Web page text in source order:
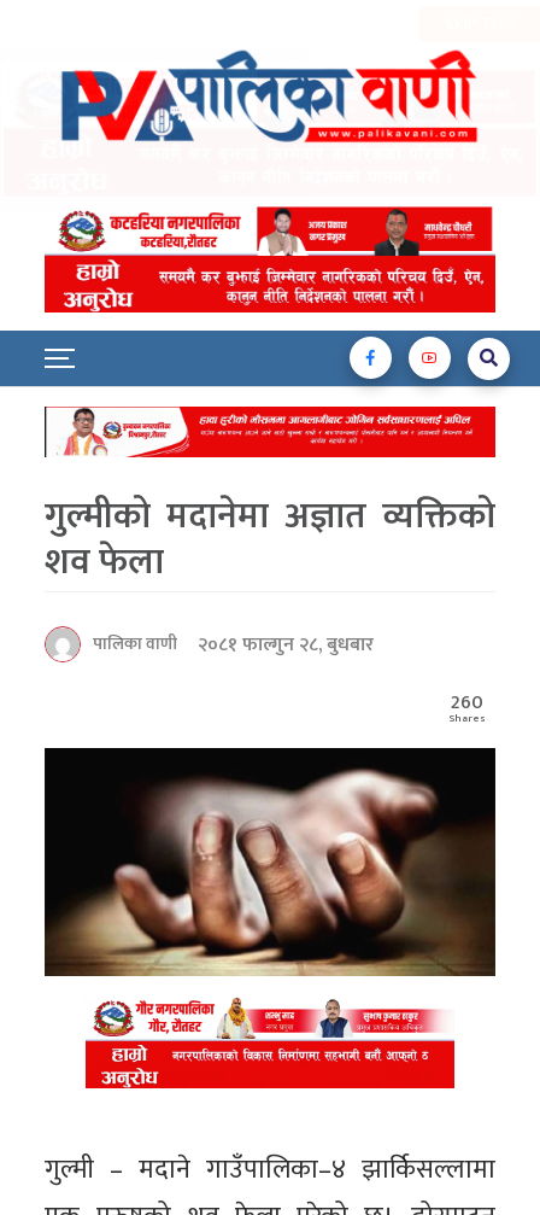
गुल्मीको मदानेमा अज्ञात व्यक्तिको
शव फेला
पालिका वाणी
२०८१ फाल्गुन २८, बुधबार
260
Shares
गुल्मी – मदाने गाउँपालिका–४ झार्किसल्लामा